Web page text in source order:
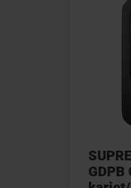
GDPB